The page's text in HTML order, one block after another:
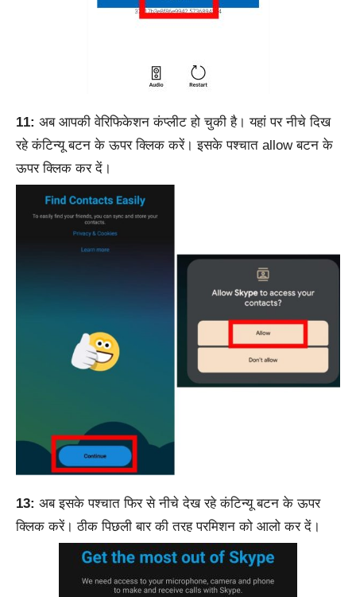
11: अब आपकी वेरिफिकेशन कंप्लीट हो चुकी है। यहां पर नीचे दिख
रहे कंटिन्यू बटन के ऊपर क्लिक करें। इसके पश्चात allow बटन के
ऊपर क्लिक कर दें।
13: अब इसके पश्चात फिर से नीचे देख रहे कंटिन्यू बटन के ऊपर
क्लिक करें। ठीक पिछली बार की तरह परमिशन को आलो कर दें।